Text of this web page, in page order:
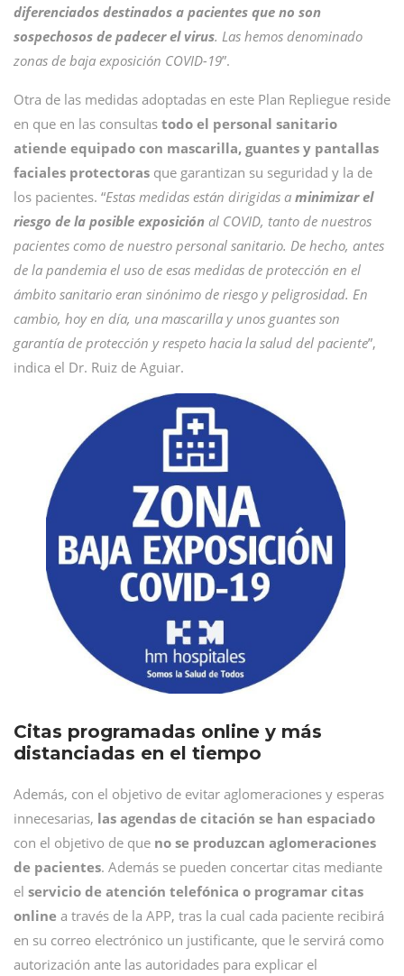
diferenciados destinados a pacientes que no son
sospechosos de padecer el virus. Las hemos denominado
zonas de baja exposición COVID-19”.
Otra de las medidas adoptadas en este Plan Repliegue reside
en que en las consultas todo el personal sanitario
atiende equipado con mascarilla, guantes y pantallas
faciales protectoras que garantizan su seguridad y la de
los pacientes. “Estas medidas están dirigidas a minimizar el
riesgo de la posible exposición al COVID, tanto de nuestros
pacientes como de nuestro personal sanitario. De hecho, antes
de la pandemia el uso de esas medidas de protección en el
ámbito sanitario eran sinónimo de riesgo y peligrosidad. En
cambio, hoy en día, una mascarilla y unos guantes son
garantía de protección y respeto hacia la salud del paciente”,
indica el Dr. Ruiz de Aguiar.
Citas programadas online y más
distanciadas en el tiempo
Además, con el objetivo de evitar aglomeraciones y esperas
innecesarias, las agendas de citación se han espaciado
con el objetivo de que no se produzcan aglomeraciones
de pacientes. Además se pueden concertar citas mediante
el servicio de atención telefónica o programar citas
online a través de la APP, tras la cual cada paciente recibirá
en su correo electrónico un justificante, que le servirá como
autorización ante las autoridades para explicar el